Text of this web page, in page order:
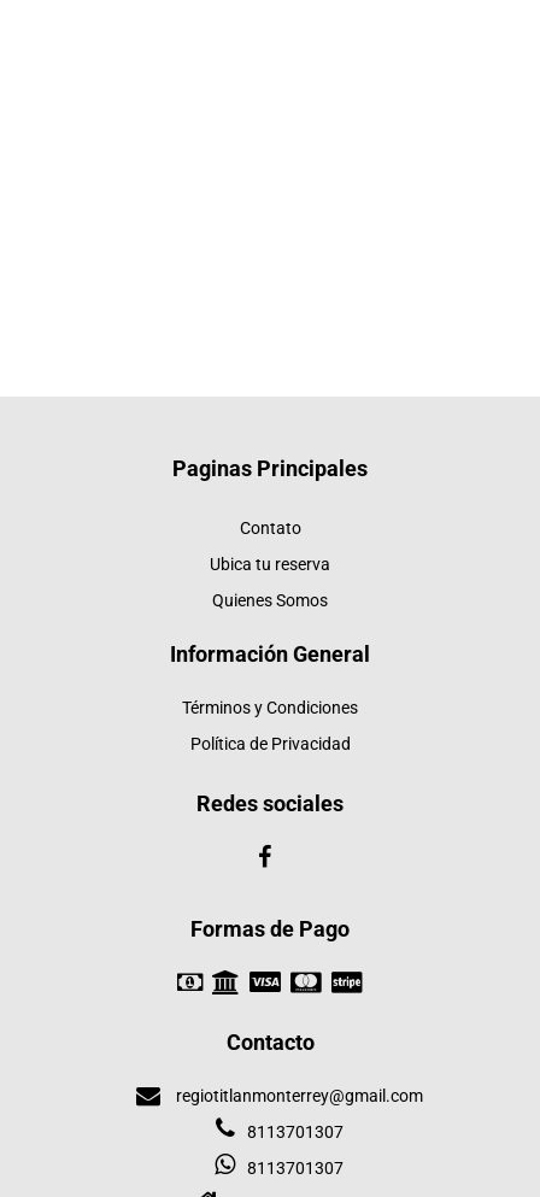
Paginas Principales
Contato
Ubica tu reserva
Quienes Somos
Información General
Términos y Condiciones
Política de Privacidad
Redes sociales
Formas de Pago
Contacto
regiotitlanmonterrey@gmail.com
8113701307
8113701307